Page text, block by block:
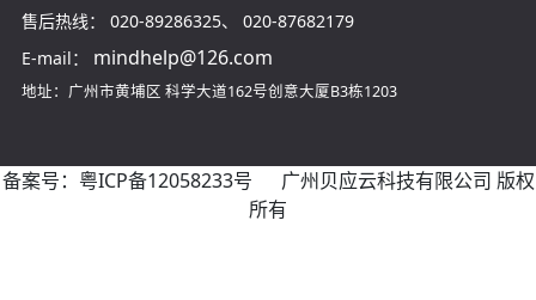
售后热线：
020-89286325、 020-87682179
E-mail：
mindhelp@126.com
地址：广州市黄埔区 科学大道162号创意大厦B3栋1203
备案号： 粤ICP备12058233号 广州贝应云科技有限公司 版权
所有